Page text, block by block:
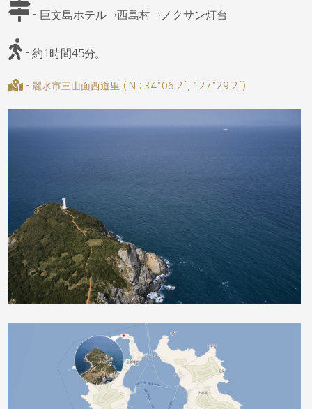
- 巨文島ホテル→西島村→ノクサン灯台
- 約1時間45分。
- 麗水市三山面西道里 ( N : 34°06.2′, 127°29.2′)